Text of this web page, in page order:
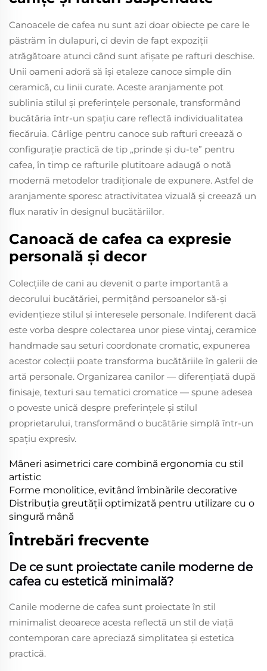
Canoacele de cafea nu sunt azi doar obiecte pe care le
păstrăm în dulapuri, ci devin de fapt expoziții
atrăgătoare atunci când sunt afișate pe rafturi deschise.
Unii oameni adoră să își etaleze canoce simple din
ceramică, cu linii curate. Aceste aranjamente pot
sublinia stilul și preferințele personale, transformând
bucătăria într-un spațiu care reflectă individualitatea
fiecăruia. Cârlige pentru canoce sub rafturi creează o
configurație practică de tip „prinde și du-te” pentru
cafea, în timp ce rafturile plutitoare adaugă o notă
modernă metodelor tradiționale de expunere. Astfel de
aranjamente sporesc atractivitatea vizuală și creează un
flux narativ în designul bucătăriilor.
Canoacă de cafea ca expresie
personală și decor
Colecțiile de cani au devenit o parte importantă a
decorului bucătăriei, permițând persoanelor să-și
evidențieze stilul și interesele personale. Indiferent dacă
este vorba despre colectarea unor piese vintaj, ceramice
handmade sau seturi coordonate cromatic, expunerea
acestor colecții poate transforma bucătăriile în galerii de
artă personale. Organizarea canilor — diferențiată după
finisaje, texturi sau tematici cromatice — spune adesea
o poveste unică despre preferințele și stilul
proprietarului, transformând o bucătărie simplă într-un
spațiu expresiv.
Mâneri asimetrici care combină ergonomia cu stil
artistic
Forme monolitice, evitând îmbinările decorative
Distribuția greutății optimizată pentru utilizare cu o
singură mână
Întrebări frecvente
De ce sunt proiectate canile moderne de
cafea cu estetică minimală?
Canile moderne de cafea sunt proiectate în stil
minimalist deoarece acesta reflectă un stil de viață
contemporan care apreciază simplitatea și estetica
practică.